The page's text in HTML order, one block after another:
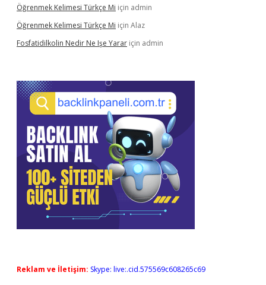
Öğrenmek Kelimesi Türkçe Mi için admin
Öğrenmek Kelimesi Türkçe Mi için Alaz
Fosfatidilkolin Nedir Ne Işe Yarar için admin
Reklam ve İletişim: Skype: live:.cid.575569c608265c69